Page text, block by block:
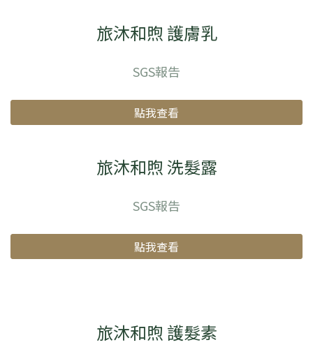
旅沐和煦 護膚乳
SGS報告
點我查看
旅沐和煦 洗髮露
SGS報告
點我查看
旅沐和煦 護髮素